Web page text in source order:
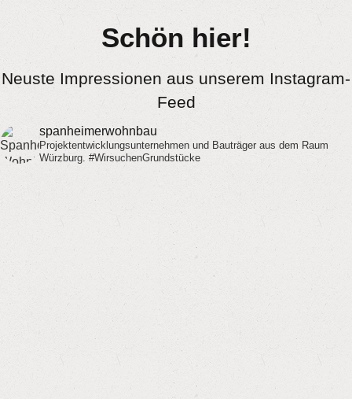
Schön hier!
Neuste Impressionen aus unserem Instagram-
Feed
spanheimerwohnbau
Projektentwicklungsunternehmen und Bauträger aus dem Raum
Würzburg. #WirsuchenGrundstücke